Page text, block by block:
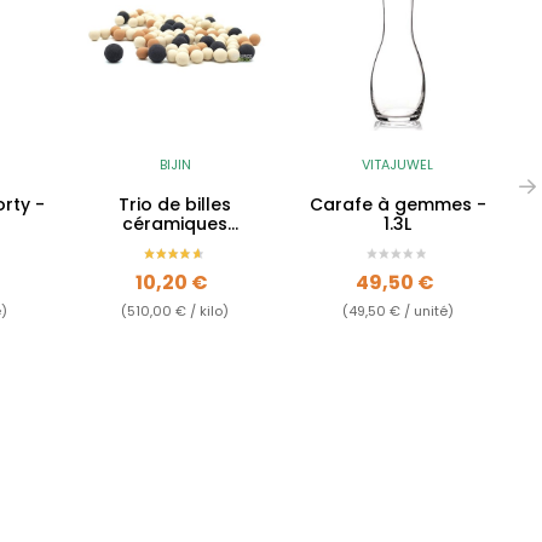
-
BIJIN
Trio de billes
céramiques
filtrantes Nagano
Prix
10,20 €
(510,00 € / kilo)
VITAJUWEL
Carafe à gemmes -
1.3L
Prix
49,50 €
(49,50 € / unité)